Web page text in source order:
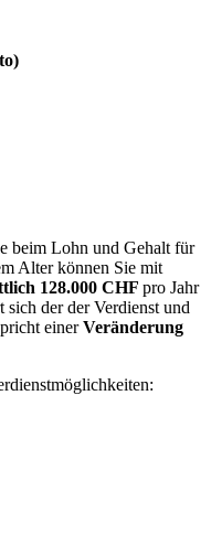
beim Lohn und Gehalt für
Alter können Sie mit
128.000 CHF pro Jahr
der der Verdienst und
einerVeränderung